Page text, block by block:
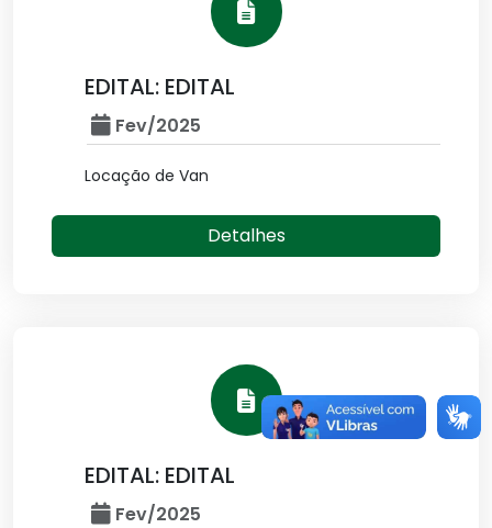
EDITAL: EDITAL
Fev/2025
Locação de Van
Detalhes
EDITAL: EDITAL
Fev/2025